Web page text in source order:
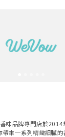
味品牌專門店於2014
來一系列精緻細膩的